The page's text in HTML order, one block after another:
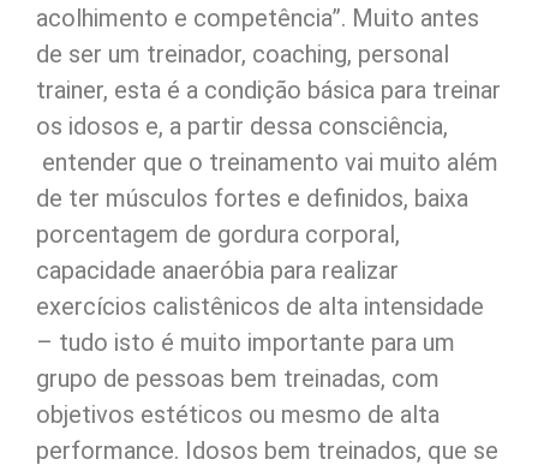
acolhimento e competência”. Muito antes
de ser um treinador, coaching, personal
trainer, esta é a condição básica para treinar
os idosos e, a partir dessa consciência,
entender que o treinamento vai muito além
de ter músculos fortes e definidos, baixa
porcentagem de gordura corporal,
capacidade anaeróbia para realizar
exercícios calistênicos de alta intensidade
– tudo isto é muito importante para um
grupo de pessoas bem treinadas, com
objetivos estéticos ou mesmo de alta
performance. Idosos bem treinados, que se